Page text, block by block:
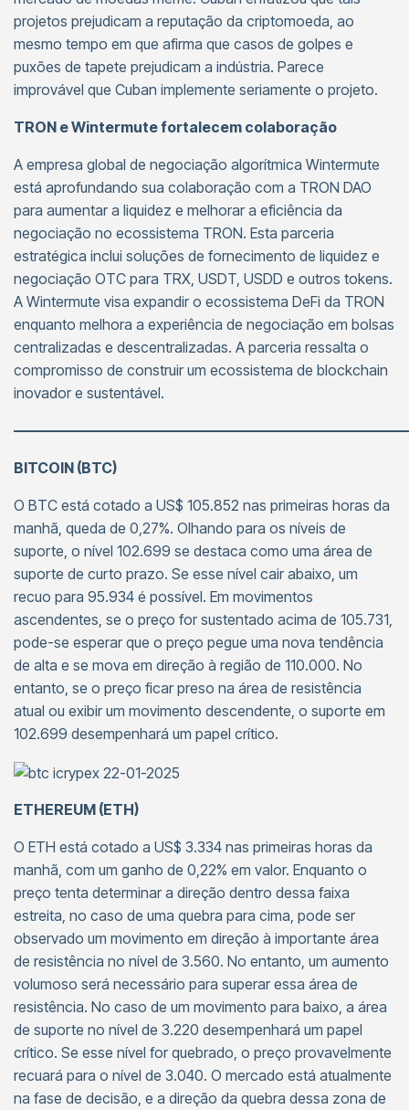
projetos prejudicam a reputação da criptomoeda, ao
mesmo tempo em que afirma que casos de golpes e
puxões de tapete prejudicam a indústria. Parece
improvável que Cuban implemente seriamente o projeto.
TRON e Wintermute fortalecem colaboração
A empresa global de negociação algorítmica Wintermute
está aprofundando sua colaboração com a TRON DAO
para aumentar a liquidez e melhorar a eficiência da
negociação no ecossistema TRON. Esta parceria
estratégica inclui soluções de fornecimento de liquidez e
negociação OTC para TRX, USDT, USDD e outros tokens.
A Wintermute visa expandir o ecossistema DeFi da TRON
enquanto melhora a experiência de negociação em bolsas
centralizadas e descentralizadas. A parceria ressalta o
compromisso de construir um ecossistema de blockchain
inovador e sustentável.
BITCOIN (BTC)
O BTC está cotado a US$ 105.852 nas primeiras horas da
manhã, queda de 0,27%. Olhando para os níveis de
suporte, o nível 102.699 se destaca como uma área de
suporte de curto prazo. Se esse nível cair abaixo, um
recuo para 95.934 é possível. Em movimentos
ascendentes, se o preço for sustentado acima de 105.731,
pode-se esperar que o preço pegue uma nova tendência
de alta e se mova em direção à região de 110.000. No
entanto, se o preço ficar preso na área de resistência
atual ou exibir um movimento descendente, o suporte em
102.699 desempenhará um papel crítico.
ETHEREUM (ETH)
O ETH está cotado a US$ 3.334 nas primeiras horas da
manhã, com um ganho de 0,22% em valor. Enquanto o
preço tenta determinar a direção dentro dessa faixa
estreita, no caso de uma quebra para cima, pode ser
observado um movimento em direção à importante área
de resistência no nível de 3.560. No entanto, um aumento
volumoso será necessário para superar essa área de
resistência. No caso de um movimento para baixo, a área
de suporte no nível de 3.220 desempenhará um papel
crítico. Se esse nível for quebrado, o preço provavelmente
recuará para o nível de 3.040. O mercado está atualmente
na fase de decisão, e a direção da quebra dessa zona de